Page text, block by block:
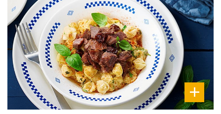
PRÉPARATION
10 Min